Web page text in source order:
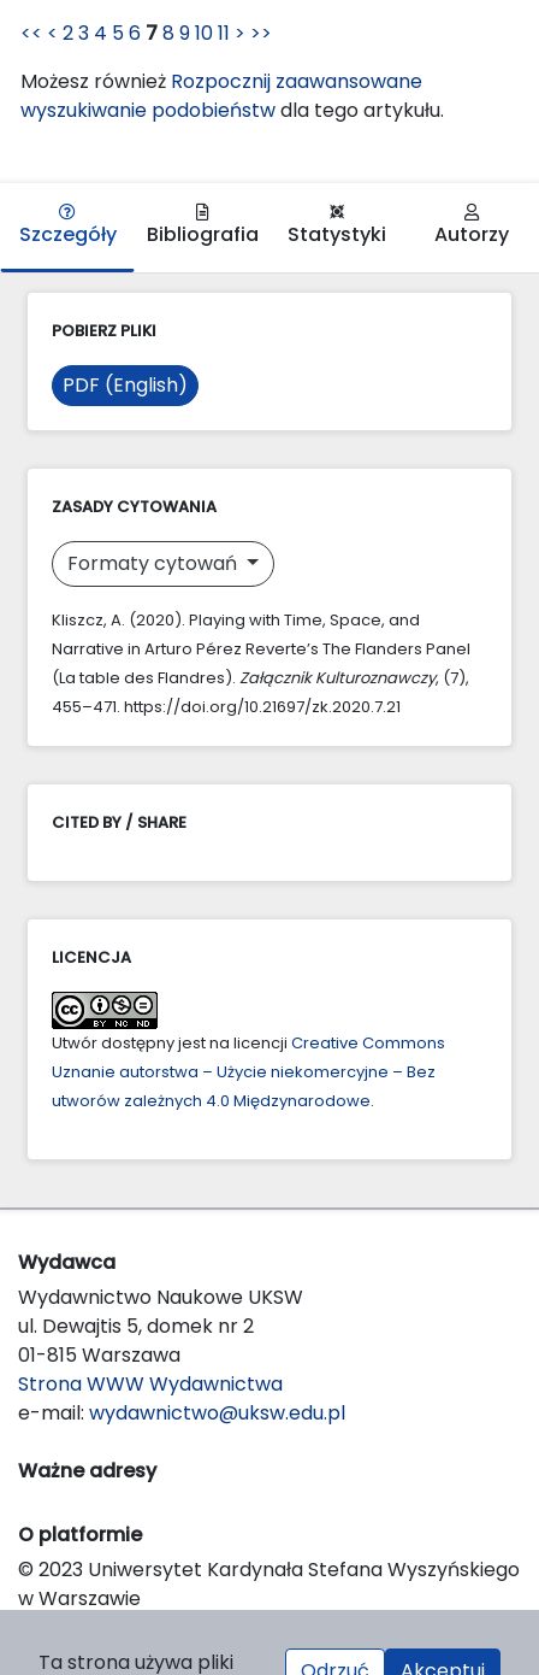
<< < 23 4 56 7891011 > >>
Możesz również Rozpocznij zaawansowane
wyszukiwanie podobieństwdla tego artykułu.
Szczegóły Bibliografia Statystyki Autorzy
POBIERZ PLIKI
PDF (English)
ZASADY CYTOWANIA
Formaty cytowań
Kliszcz, A. (2020). Playing with Time, Space, and
Narrative in Arturo Pérez Reverte’s The Flanders Panel
(La table des Flandres). Załącznik Kulturoznawczy, (7),
455–471. https://doi.org/10.21697/zk.2020.7.21
CITED BY / SHARE
LICENCJA
Utwór dostępny jest na licencji Creative Commons
Uznanie autorstwa – Użycie niekomercyjne – Bez
utworów zależnych 4.0 Międzynarodowe.
Wydawca
Wydawnictwo Naukowe UKSW
ul. Dewajtis 5, domek nr 2
01-815 Warszawa
Strona WWW Wydawnictwa
e-mail: wydawnictwo@uksw.edu.pl
Ważne adresy
O platformie
© 2023 Uniwersytet Kardynała Stefana Wyszyńskiego
w Warszawie
Platform & Workflow by OJS/PKP
Ta strona używa pliki